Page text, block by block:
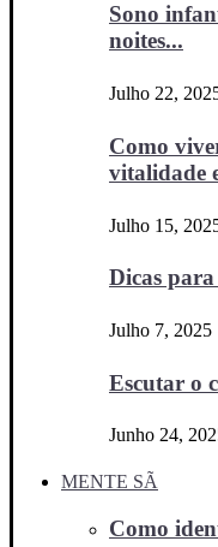
Sono
noites...
Julho 22,
Como
vitalidade
Julho 15,
Dicas
Julho 7, 2025
Escutar o
Junho 24,
MENTE SÃ
Como